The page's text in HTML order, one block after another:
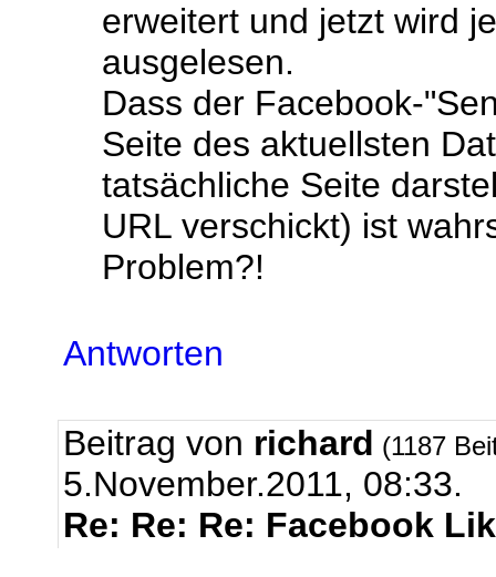
erweitert und jetzt wird
ausgelesen.
Dass der Facebook-
Seite des aktuellsten
tatsächliche Seite
URL verschickt) ist
Problem?!
Antworten
Beitrag von richard (1187
5.November.2011, 08:33.
Re: Re: Re: Facebook